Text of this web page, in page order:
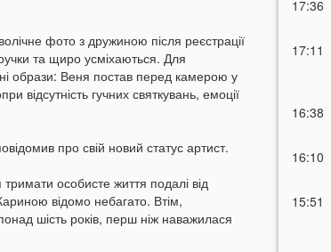
фото з дружиною після реєстрації
та щиро усміхаються. Для
образи: Веня постав перед камерою у
відсутність гучних святкувань, емоції
про свій новий статус артист.
особисте життя подалі від
відомо небагато. Втім,
шість років, перш ніж наважилася
17:36
17:11
16:38
16:10
15:51